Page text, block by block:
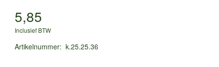
5,85
Inclusief BTW
Artikelnummer: k.25.25.36